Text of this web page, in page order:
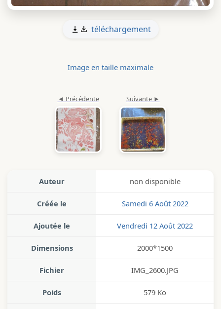
téléchargement
Image en taille maximale
Auteur non disponible
Créée le Samedi 6 Août 2022
Ajoutée le Vendredi 12 Août 2022
Dimensions 2000*1500
Fichier IMG_2600.JPG
Poids 579 Ko